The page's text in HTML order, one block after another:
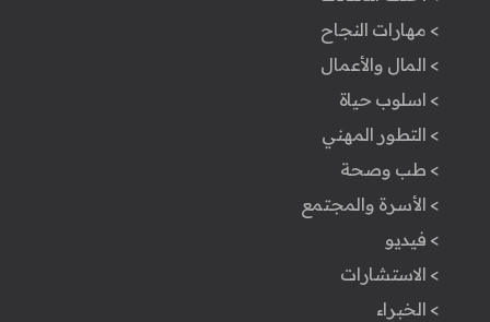
> مهارات النجاح
> المال والأعمال
> اسلوب حياة
> التطور المهني
> طب وصحة
> الأسرة والمجتمع
> فيديو
> الاستشارات
> الخبراء